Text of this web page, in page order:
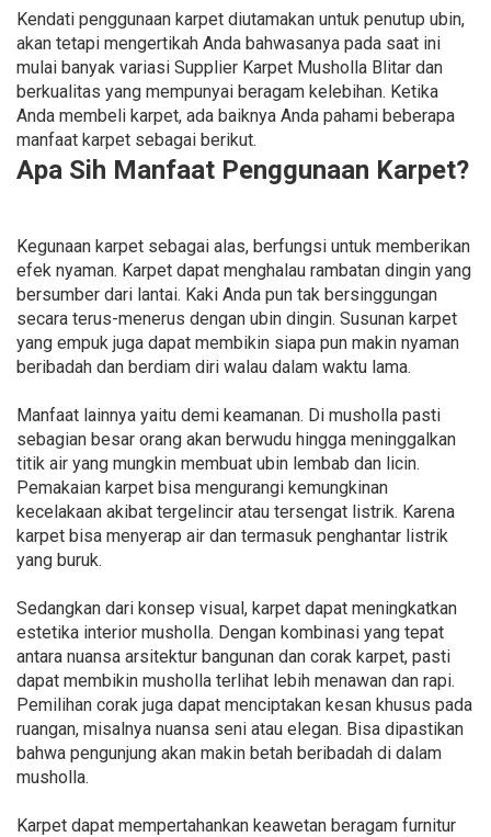
Kendati penggunaan karpet diutamakan untuk penutup ubin,
akan tetapi mengertikah Anda bahwasanya pada saat ini
mulai banyak variasi Supplier Karpet Musholla Blitar dan
berkualitas yang mempunyai beragam kelebihan. Ketika
Anda membeli karpet, ada baiknya Anda pahami beberapa
manfaat karpet sebagai berikut.
Apa Sih Manfaat Penggunaan Karpet?
Kegunaan karpet sebagai alas, berfungsi untuk memberikan
efek nyaman. Karpet dapat menghalau rambatan dingin yang
bersumber dari lantai. Kaki Anda pun tak bersinggungan
secara terus-menerus dengan ubin dingin. Susunan karpet
yang empuk juga dapat membikin siapa pun makin nyaman
beribadah dan berdiam diri walau dalam waktu lama.
Manfaat lainnya yaitu demi keamanan. Di musholla pasti
sebagian besar orang akan berwudu hingga meninggalkan
titik air yang mungkin membuat ubin lembab dan licin.
Pemakaian karpet bisa mengurangi kemungkinan
kecelakaan akibat tergelincir atau tersengat listrik. Karena
karpet bisa menyerap air dan termasuk penghantar listrik
yang buruk.
Sedangkan dari konsep visual, karpet dapat meningkatkan
estetika interior musholla. Dengan kombinasi yang tepat
antara nuansa arsitektur bangunan dan corak karpet, pasti
dapat membikin musholla terlihat lebih menawan dan rapi.
Pemilihan corak juga dapat menciptakan kesan khusus pada
ruangan, misalnya nuansa seni atau elegan. Bisa dipastikan
bahwa pengunjung akan makin betah beribadah di dalam
musholla.
Karpet dapat mempertahankan keawetan beragam furnitur